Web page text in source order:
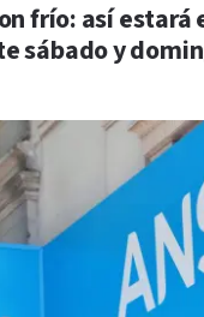
frío: así estará
sábado y